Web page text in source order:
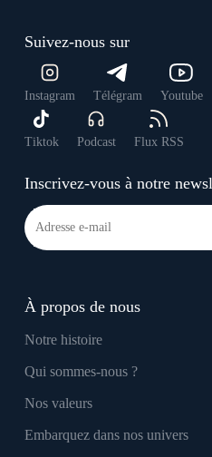
Suivez-nous sur
Instagram Télégram Youtube
Tiktok Podcast Flux RSS
Inscrivez-vous à notre
À propos de nous
Notre histoire
Qui sommes-nous ?
Nos valeurs
Embarquez dans nos univers